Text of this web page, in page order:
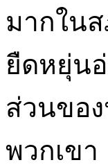
มากใน
ยืดหยุ่น
ส่วนขอ
พวกเขา